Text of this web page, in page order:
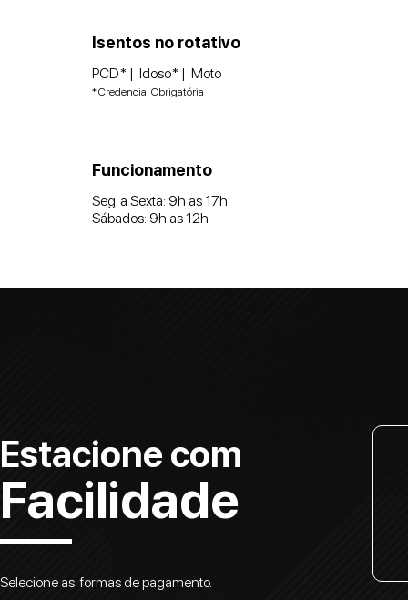
Isentos no rotativo
PCD* | Idoso* | Moto
* Credencial Obrigatória
Funcionamento
Seg. a Sexta: 9h as 17h
Sábados: 9h as 12h
Estacione com
Facilidade
Selecione as formas de pagamento.